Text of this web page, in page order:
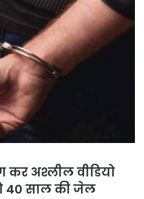
कर अश्लील वीडियो
40 साल की जेल